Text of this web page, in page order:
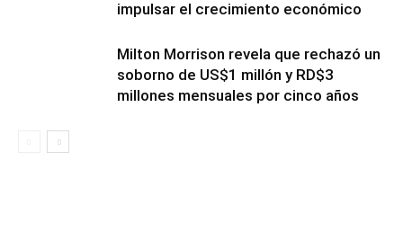
impulsar el crecimiento económico
Milton Morrison revela que rechazó un
soborno de US$1 millón y RD$3
millones mensuales por cinco años